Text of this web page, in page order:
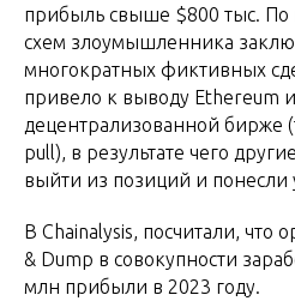
прибыль свыше $800 тыс. По
схем злоумышленника
многократных фиктивных
привело к выводу Ethereum
децентрализованной бирже
pull), в результате чего
выйти из позиций и понесли
В Chainalysis, посчитали, что
& Dump в совокупности
млн прибыли в 2023 году.